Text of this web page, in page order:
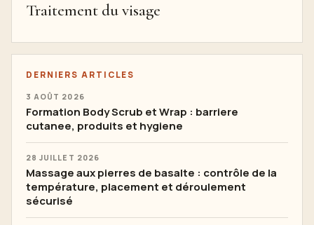
Traitement du visage
DERNIERS ARTICLES
3 AOÛT 2026
Formation Body Scrub et Wrap : barriere
cutanee, produits et hygiene
28 JUILLET 2026
Massage aux pierres de basalte : contrôle de la
température, placement et déroulement
sécurisé